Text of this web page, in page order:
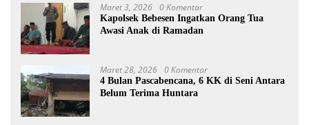
Maret 3, 2026 0 Komentar
Kapolsek Bebesen Ingatkan Orang Tua
Awasi Anak di Ramadan
Maret 28, 2026 0 Komentar
4 Bulan Pascabencana, 6 KK di Seni Antara
Belum Terima Huntara